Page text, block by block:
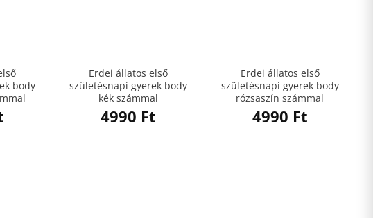
body
Erdei állatos első
születésnapi gyerek body
kék számmal
4990 Ft
Erdei állatos első
születésnapi gyerek body
rózsaszín számmal
4990 Ft